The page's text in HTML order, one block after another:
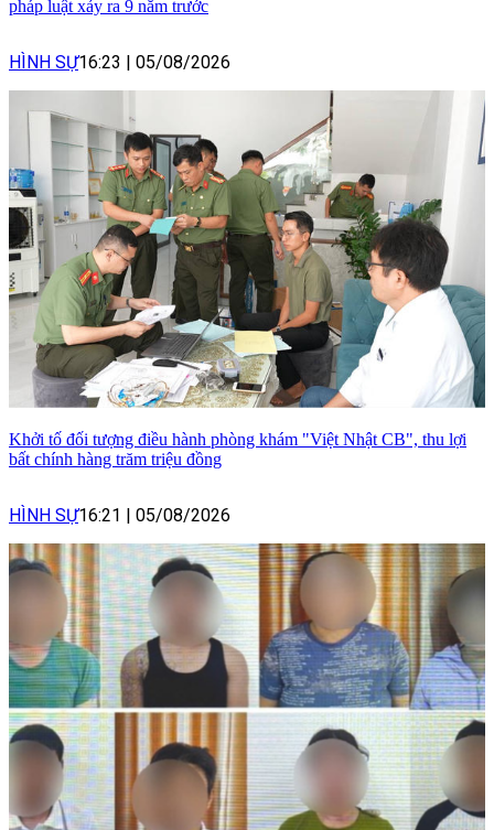
pháp luật xảy ra 9 năm trước
HÌNH SỰ16:23 05/08/2026
Khởi tố đối tượng điều hành phòng khám "Việt Nhật CB", thu lợi
bất chính hàng trăm triệu đồng
HÌNH SỰ16:21 05/08/2026